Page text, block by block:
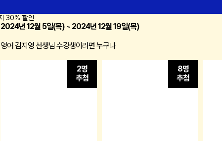
2024년 12월 5일(목) ~ 2024년 12월 19일(목)
영어 김지영 선생님 수강생이라면 누구나
2명
추첨
8명
추첨